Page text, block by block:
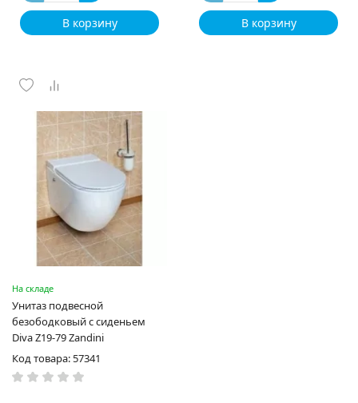
В корзину В корзину
На складе
Унитаз подвесной
безободковый с сиденьем
Diva Z19-79 Zandini
Код товара: 57341